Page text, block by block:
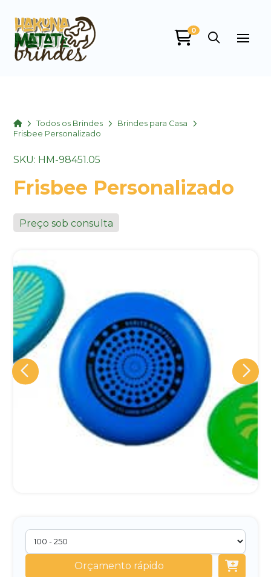
0
HomeTodos os Brindes
Brindes para Casa
Frisbee Personalizado
SKU: HM-98451.05
Frisbee Personalizado
Preço sob consulta
Orçamento rápido